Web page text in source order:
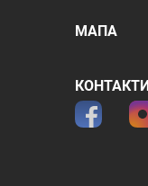
МАПА
КОНТАКТИ